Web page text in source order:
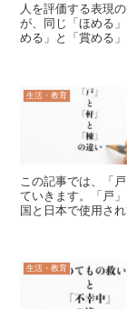
人を評価する表現
が、同じ「ほめる
める」と「賞める
生活・教育
この記事では、「
ていきます。「戸
国と日本で使用さ
生活・教育